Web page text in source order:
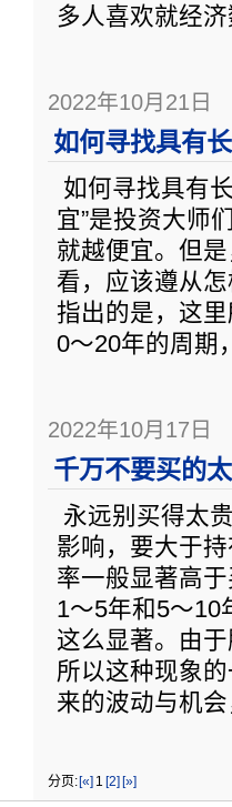
多人喜欢就经
2022年10月21日
如何寻找具有
如何寻找具有
宜”是投资大师
就越便宜。但
看，应该遵从
指出的是，这
0～20年的周期
2022年10月17日
千万不要买的
永远别买得太
影响，要大于
率一般显著高
1～5年和5～10
这么显著。由
所以这种现象
来的波动与机
分页:[«] 1 [2] [»]